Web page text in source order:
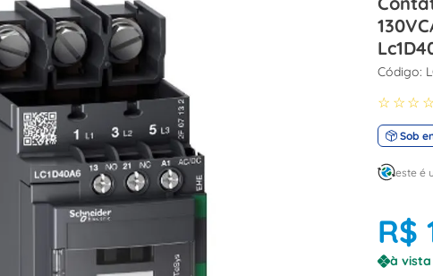
:
☆ ☆ ☆ ☆
Sob
este é
R$
à